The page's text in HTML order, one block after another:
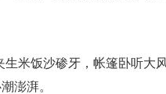
生米饭沙碜牙，帐篷卧听大
澎湃。